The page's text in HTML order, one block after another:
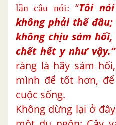
lần câu nói:“Tôi
không phải thế
không chịu sám hối,
chết hết y như vậy.”
ràng là hãy sám
mình để tốt hơn,
cuộc sống.
Không dừng lại ở